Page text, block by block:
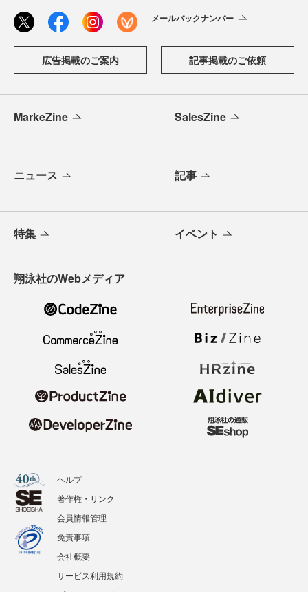
メールバックナンバー
広告掲載のご案内 記事掲載のご依頼
MarkeZine SalesZine
ニュース 記事
特集 イベント
翔泳社のWebメディア
ヘルプ
著作権・リンク
会員情報管理
免責事項
会社概要
サービス利用規約